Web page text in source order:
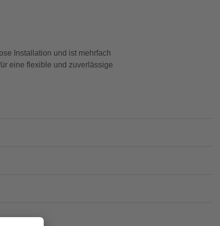
Installation und ist mehrfach
eine flexible und zuverlässige